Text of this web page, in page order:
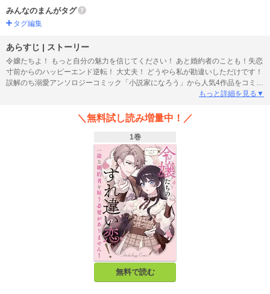
みんなのまんがタグ
タグ編集
あらすじ | ストーリー
令嬢たちよ！ もっと自分の魅力を信じてください！ あと婚約者のことも！失恋
寸前からのハッピーエンド逆転！ 大丈夫！ どうやら私が勘違いしただけです！
誤解のち溺愛アンソロジーコミック「小説家になろう」から人気4作品をコミカ
ライズ！カバーイラスト：快適01 お見合いの相手は、本当に私でお間違いあり
ずもと 原作：鳴宮野々花03 隣にいてもいいですか？漫画：絹宮くより 原
作：岩上翠04 私の婚約者は異世界から来た聖女様にかかりきりですの漫画：春
もっと詳細を見る▼
＼無料試し読み増量中！／
1巻
無料で読む